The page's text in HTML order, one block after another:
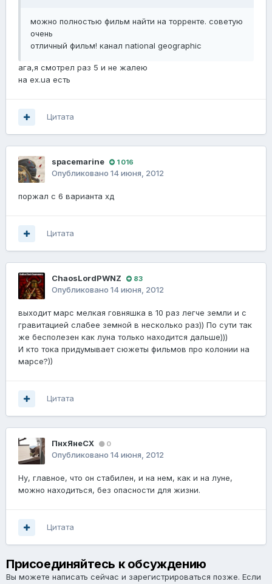
можно полностью фильм найти на торренте. советую
очень
отличный фильм! канал national geographic
ага,я смотрел раз 5 и не жалею
на ex.ua есть
Цитата
spacemarine 1 016
Опубликовано 14 июня, 2012
поржал с 6 варианта хд
Цитата
ChaosLordPWNZ 83
Опубликовано 14 июня, 2012
выходит марс мелкая говняшка в 10 раз легче земли и с
гравитацией слабее земной в несколько раз)) По сути так
же бесполезен как луна только находится дальше)))
И кто тока придумывает сюжеты фильмов про колонии на
марсе?))
Цитата
ПнхЯнеСХ 0
Опубликовано 14 июня, 2012
Ну, главное, что он стабилен, и на нем, как и на луне,
можно находиться, без опасности для жизни.
Цитата
Присоединяйтесь к обсуждению
Вы можете написать сейчас и зарегистрироваться позже. Если